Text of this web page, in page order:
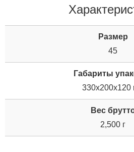
Размер
45
Габариты
330x200x120
Вес
2,500 г